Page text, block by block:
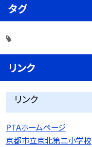
タグ
リンク
リンク
PTAホームページ
京都市立京北第二小学校